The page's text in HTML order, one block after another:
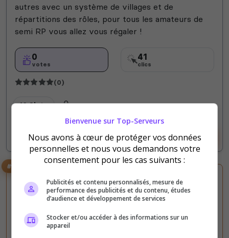
autres avec un système de villages et de
répartitions des rôles, pour tous les amateurs de
semi RP vous allez vous régaler !
0
votes
41
clics
(0)
16 Slots
Voir le serveur Voter
#3
Bienvenue sur Top-Serveurs
Nous avons à cœur de protéger vos données
personnelles et nous vous demandons votre
consentement pour les cas suivants :
Publicités et contenu personnalisés, mesure de
performance des publicités et du contenu, études
d’audience et développement de services
Stocker et/ou accéder à des informations sur un
appareil